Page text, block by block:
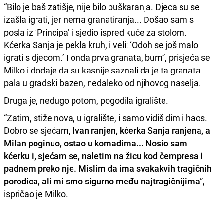
“Bilo je baš zatišje, nije bilo puškaranja. Djeca su se
izašla igrati, jer nema granatiranja... Došao sam s
posla iz ‘Principa’ i sjedio ispred kuće za stolom.
Kćerka Sanja je pekla kruh, i veli: ‘Odoh se još malo
igrati s djecom.’ I onda prva granata, bum”, prisjeća se
Milko i dodaje da su kasnije saznali da je ta granata
pala u gradski bazen, nedaleko od njihovog naselja.
Druga je, nedugo potom, pogodila igralište.
“Zatim, stiže nova, u igralište, i samo vidiš dim i haos.
Dobro se sjećam, Ivan ranjen, kćerka Sanja ranjena, a
Milan poginuo, ostao u komadima... Nosio sam
kćerku i, sjećam se, naletim na žicu kod čempresa i
padnem preko nje. Mislim da ima svakakvih tragičnih
porodica, ali mi smo sigurno među najtragičnijima”,
ispričao je Milko.